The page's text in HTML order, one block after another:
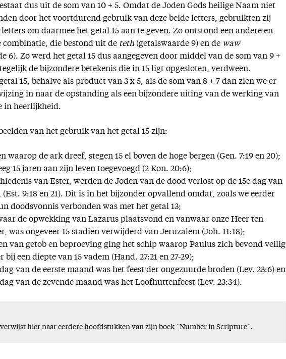
dus uit de som van 10 + 5. Omdat de Joden Gods heilige Naam niet
door het voortdurend gebruik van deze beide letters, gebruikten zij
om daarmee het getal 15 aan te geven. Zo ontstond een andere en
combinatie, die bestond uit de teth (getalswaarde 9) en de waw
6). Zo werd het getal 15 dus aangegeven door middel van de som van 9 +
de bijzondere betekenis die in 15 ligt opgesloten, verdween.
15, behalve als product van 3 x 5, als de som van 8 + 7 dan zien we er
in naar de opstanding als een bijzondere uiting van de werking van
in heerlijkheid.
van het gebruik van het getal 15 zijn:
waarop de ark dreef, stegen 15 el boven de hoge bergen (Gen. 7:19 en 20);
15 jaren aan zijn leven toegevoegd (2 Kon. 20:6);
van Ester, werden de Joden van de dood verlost op de 15e dag van
(Est. 9:18 en 21). Dit is in het bijzonder opvallend omdat, zoals we eerder
doodsvonnis verbonden was met het getal 13;
de opwekking van Lazarus plaatsvond en vanwaar onze Heer ten
was ongeveer 15 stadiën verwijderd van Jeruzalem (Joh. 11:18);
van getob en beproeving ging het schip waarop Paulus zich bevond veilig
bij een diepte van 15 vadem (Hand. 27:21 en 27-29);
van de eerste maand was het feest der ongezuurde broden (Lev. 23:6) en
dag van de zevende maand was het Loofhuttenfeest (Lev. 23:34).
hier naar eerdere hoofdstukken van zijn boek ´Number in Scripture´.